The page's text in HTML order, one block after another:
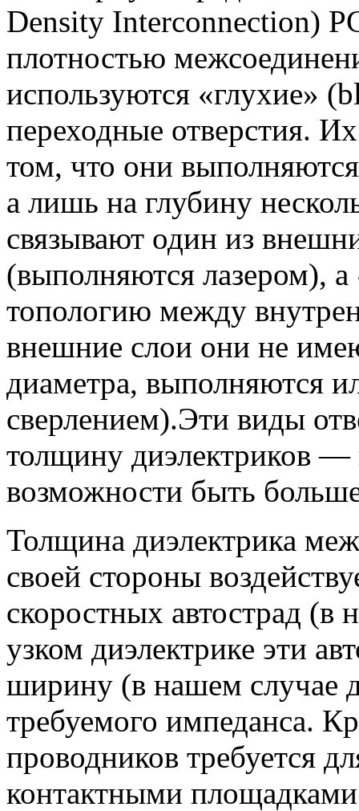
Density Interconnection)
плотностью
используются «глухие»
переходные отверстия.
том, что они
а лишь на глубину
связывают один из
(выполняются лазером),
топологию между
внешние слои они не
диаметра, выполняются
сверлением).Эти виды
толщину диэлектриков —
возможности быть
Толщина диэлектрика
своей стороны
скоростных автострад
узком диэлектрике эти
ширину (в нашем случае
требуемого импеданса.
проводников требуется
контактными